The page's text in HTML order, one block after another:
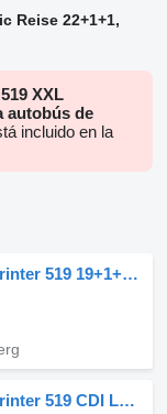
Reise 22+1+1,
XXL
autobús de
incluido en la
Mercedes-Benz Sprinter 519 19+1+1 Travel Shuttle nuevo
Mercedes-Benz Sprinter 519 CDI Lowfloor City & School XXL nuevo